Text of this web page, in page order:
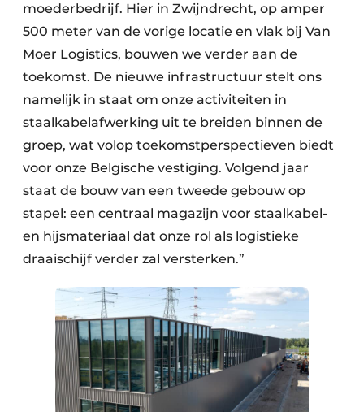
moederbedrijf. Hier in Zwijndrecht, op amper
500 meter van de vorige locatie en vlak bij Van
Moer Logistics, bouwen we verder aan de
toekomst. De nieuwe infrastructuur stelt ons
namelijk in staat om onze activiteiten in
staalkabelafwerking uit te breiden binnen de
groep, wat volop toekomstperspectieven biedt
voor onze Belgische vestiging. Volgend jaar
staat de bouw van een tweede gebouw op
stapel: een centraal magazijn voor staalkabel-
en hijsmateriaal dat onze rol als logistieke
draaischijf verder zal versterken.”